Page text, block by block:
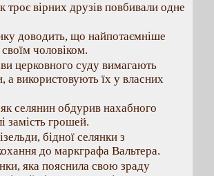
троє вірних друзів повбивали одне
доводить, що найпотаємніше
чоловіком.
церковного суду вимагають
а використовують їх у власних
селянин обдурив нахабного
замість грошей.
бідної селянки з
до маркграфа Вальтера.
яка пояснила свою зраду